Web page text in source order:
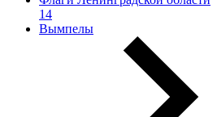
14
Вымпелы